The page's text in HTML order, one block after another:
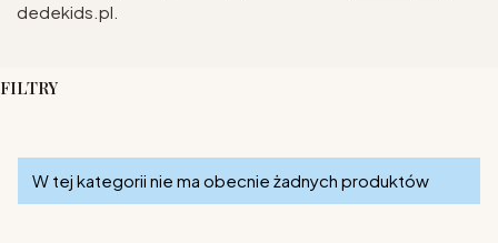
dedekids.pl.
FILTRY
Lista produktów
W tej kategorii nie ma obecnie żadnych produktów